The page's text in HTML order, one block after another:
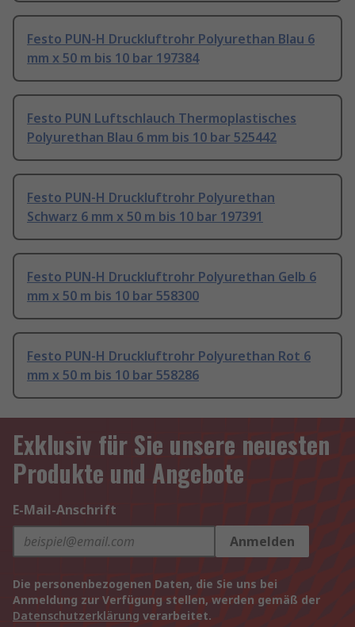
Festo PUN-H Druckluftrohr Polyurethan Blau 6
mm x 50 m bis 10 bar 197384
Festo PUN Luftschlauch Thermoplastisches
Polyurethan Blau 6 mm bis 10 bar 525442
Festo PUN-H Druckluftrohr Polyurethan
Schwarz 6 mm x 50 m bis 10 bar 197391
Festo PUN-H Druckluftrohr Polyurethan Gelb 6
mm x 50 m bis 10 bar 558300
Festo PUN-H Druckluftrohr Polyurethan Rot 6
mm x 50 m bis 10 bar 558286
Exklusiv für Sie unsere neuesten
Produkte und Angebote
E-Mail-Anschrift
Anmelden
Die personenbezogenen Daten, die Sie uns bei
Anmeldung zur Verfügung stellen, werden gemäß der
Datenschutzerklärung verarbeitet.